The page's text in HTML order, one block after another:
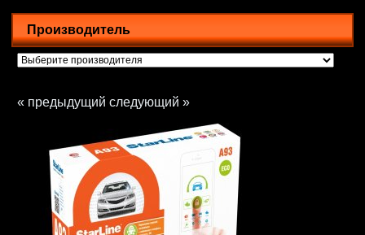
Производитель
« предыдущий следующий »